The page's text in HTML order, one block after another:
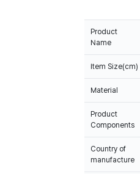
Product
Name
Item Size(cm)
Material
Product
Components
Country of
manufacture